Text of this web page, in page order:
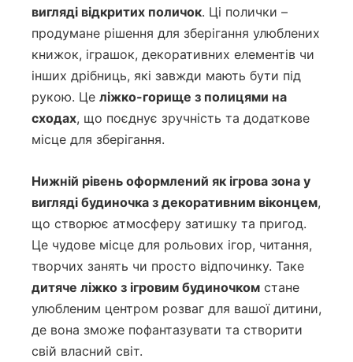
вигляді відкритих поличок. Ці полички –
продумане рішення для зберігання улюблених
книжок, іграшок, декоративних елементів чи
інших дрібниць, які завжди мають бути під
рукою. Це ліжко-горище з полицями на
сходах, що поєднує зручність та додаткове
місце для зберігання.
Нижній рівень оформлений як ігрова зона у
вигляді будиночка з декоративним віконцем,
що створює атмосферу затишку та пригод.
Це чудове місце для рольових ігор, читання,
творчих занять чи просто відпочинку. Таке
дитяче ліжко з ігровим будиночком стане
улюбленим центром розваг для вашої дитини,
де вона зможе пофантазувати та створити
свій власний світ.